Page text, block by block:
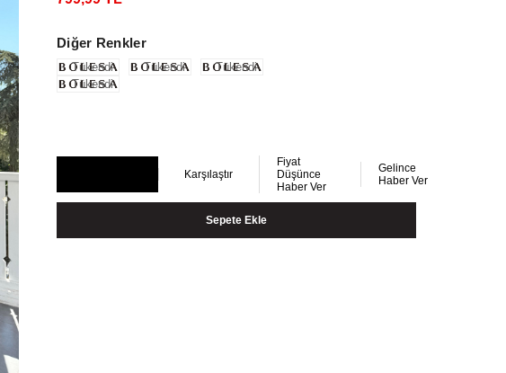
Diğer Renkler
Tükendi Tükendi
Tükendi
Tükendi
Karşılaştır
Fiyat
Düşünce
Haber Ver
Gelince
Haber Ver